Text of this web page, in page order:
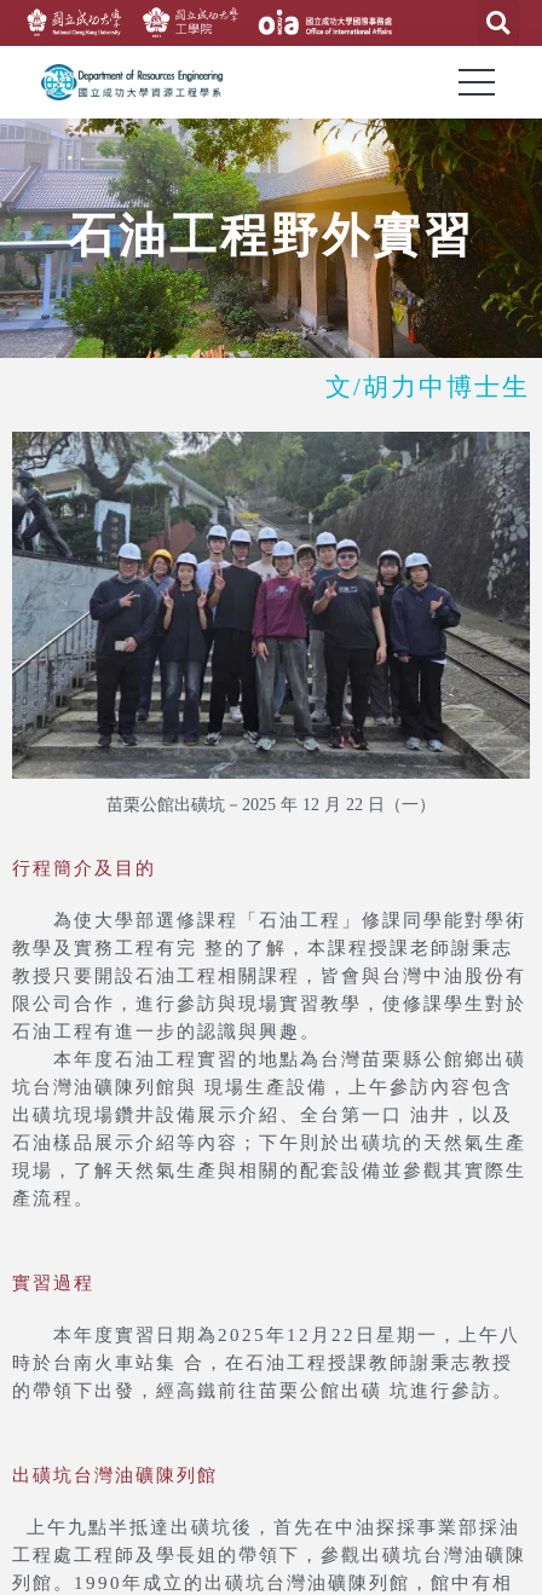
石油工程野外實習
文/胡力中博士生
苗栗公館出磺坑－2025 年 12 月 22 日（一）
行程簡介及目的
為使大學部選修課程「石油工程」修課同學能對學術
教學及實務工程有完 整的了解，本課程授課老師謝秉志
教授只要開設石油工程相關課程，皆會與台灣中油股份有
限公司合作，進行參訪與現場實習教學，使修課學生對於
石油工程有進一步的認識與興趣。
本年度石油工程實習的地點為台灣苗栗縣公館鄉出磺
坑台灣油礦陳列館與 現場生產設備，上午參訪內容包含
出磺坑現場鑽井設備展示介紹、全台第一口 油井，以及
石油樣品展示介紹等內容；下午則於出磺坑的天然氣生產
現場，了解天然氣生產與相關的配套設備並參觀其實際生
產流程。
實習過程
本年度實習日期為2025年12月22日星期一，上午八
時於台南火車站集 合，在石油工程授課教師謝秉志教授
的帶領下出發，經高鐵前往苗栗公館出磺 坑進行參訪。
出磺坑台灣油礦陳列館
上午九點半抵達出磺坑後，首先在中油探採事業部採油
工程處工程師及學長姐的帶領下，參觀出磺坑台灣油礦陳
列館。1990年成立的出磺坑台灣油礦陳列館，館中有相